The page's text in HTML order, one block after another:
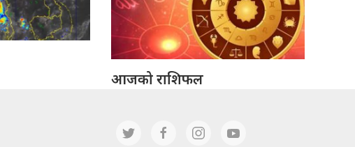
आजको राशिफल